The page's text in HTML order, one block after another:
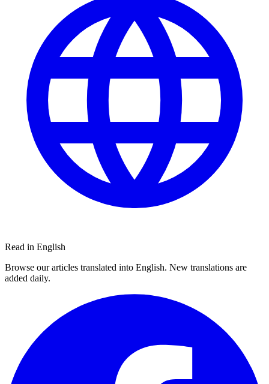
Read in English
Browse our articles translated into English. New translations are
added daily.